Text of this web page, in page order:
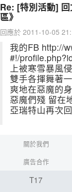
Re: [特別活動]
區》
回應於 2011-10-05
我的FB http://
#!/
上被寒雪暴風
雙手各揮舞著
爽地在惡魔的
惡魔們殘 留在
亞瑞特山再次
關於我們
廣告合作
T17